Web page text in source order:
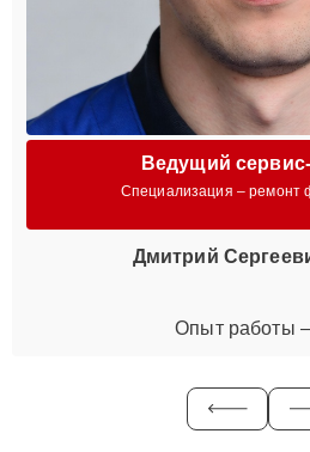
Ведущий
Специализация – ремонт
Дмитрий
Опыт работы